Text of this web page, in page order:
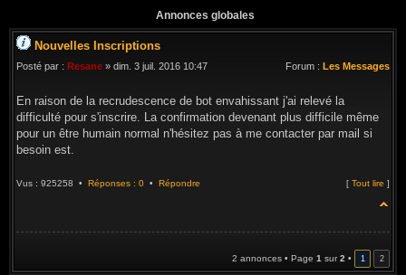
Annonces globales
Nouvelles Inscriptions
Posté par : Resane » dim. 3 juil. 2016 10:47 Forum : Les Messages
En raison de la recrudescence de bot envahissant j'ai relevé la
difficulté pour s'inscrire. La confirmation devenant plus difficile même
pour un être humain normal n'hésitez pas à me contacter par mail si
besoin est.
Vus : 925258 • Réponses : 0 • Répondre [ Tout lire ]
2 annonces • Page 1 sur2 • 1 2